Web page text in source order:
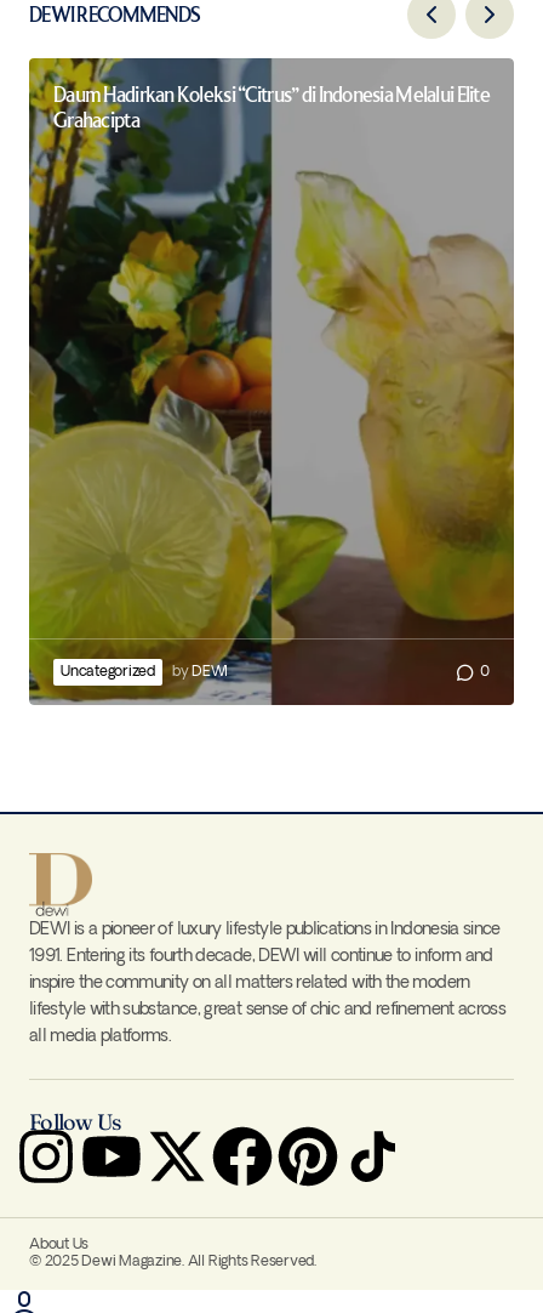
DEWI RECOMMENDS
Daum Hadirkan Koleksi “Citrus” di Indonesia Melalui Elite
Grahacipta
Uncategorized byDEWI 0
DEWI is a pioneer of luxury lifestyle publications in Indonesia since
1991. Entering its fourth decade, DEWI will continue to inform and
inspire the community on all matters related with the modern
lifestyle with substance, great sense of chic and refinement across
all media platforms.
Follow Us
About Us
© 2025 Dewi Magazine. All Rights Reserved.